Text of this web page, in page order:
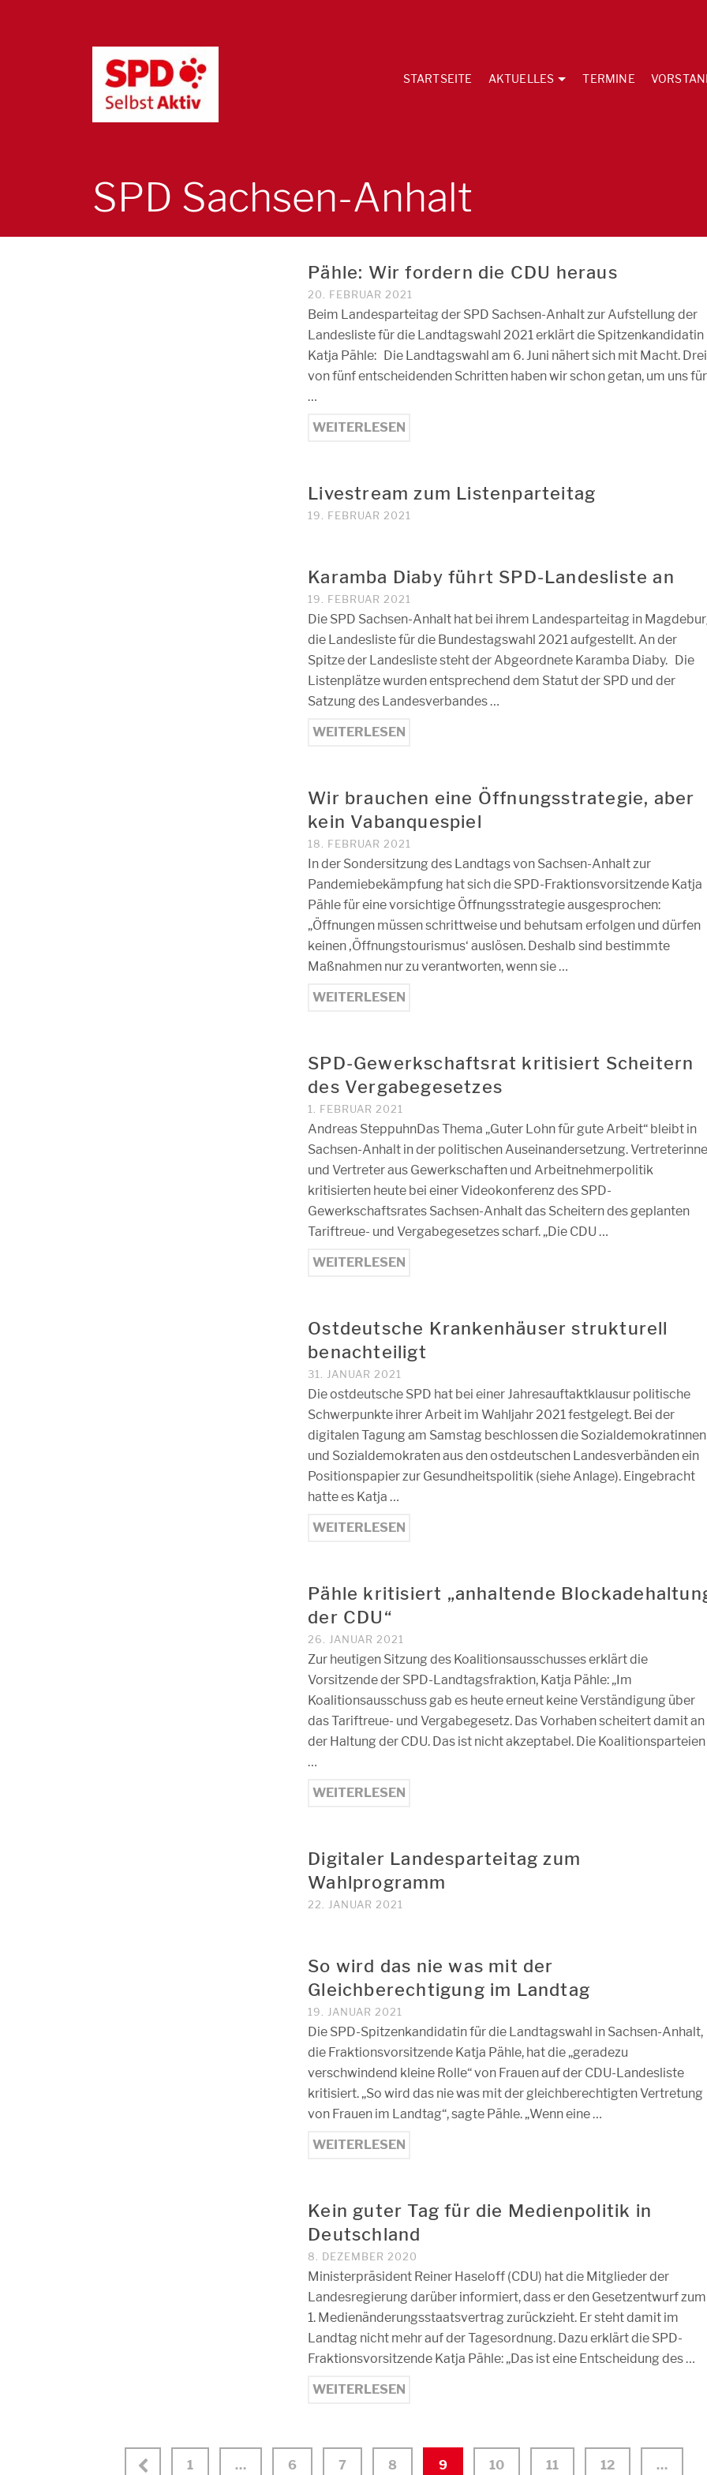
STARTSEITE AKTUELLES TERMINE
SPD Sachsen-Anhalt
Pähle: Wir fordern die CDU heraus
20. FEBRUAR 2021
Beim Landesparteitag der SPD Sachsen-Anhalt zur Aufstellung der
Landesliste für die Landtagswahl 2021 erklärt die Spitzenkandidatin
Katja Pähle: Die Landtagswahl am 6. Juni nähert sich mit Macht. Drei
von fünf entscheidenden Schritten haben wir schon getan, um uns für
…
WEITERLESEN
Livestream zum Listenparteitag
19. FEBRUAR 2021
Karamba Diaby führt SPD-Landesliste an
19. FEBRUAR 2021
Die SPD Sachsen-Anhalt hat bei ihrem Landesparteitag in
die Landesliste für die Bundestagswahl 2021 aufgestellt. An der
Spitze der Landesliste steht der Abgeordnete Karamba Diaby. Die
Listenplätze wurden entsprechend dem Statut der SPD und der
Satzung des Landesverbandes …
WEITERLESEN
Wir brauchen eine Öffnungsstrategie, aber
kein Vabanquespiel
18. FEBRUAR 2021
In der Sondersitzung des Landtags von Sachsen-Anhalt zur
Pandemiebekämpfung hat sich die SPD-Fraktionsvorsitzende Katja
Pähle für eine vorsichtige Öffnungsstrategie ausgesprochen:
„Öffnungen müssen schrittweise und behutsam erfolgen und dürfen
keinen ‚Öffnungstourismus‘ auslösen. Deshalb sind bestimmte
Maßnahmen nur zu verantworten, wenn sie …
WEITERLESEN
SPD-Gewerkschaftsrat kritisiert Scheitern
des Vergabegesetzes
1. FEBRUAR 2021
Andreas SteppuhnDas Thema „Guter Lohn für gute Arbeit“ bleibt in
Sachsen-Anhalt in der politischen Auseinandersetzung.
und Vertreter aus Gewerkschaften und Arbeitnehmerpolitik
kritisierten heute bei einer Videokonferenz des SPD-
Gewerkschaftsrates Sachsen-Anhalt das Scheitern des geplanten
Tariftreue- und Vergabegesetzes scharf. „Die CDU …
WEITERLESEN
Ostdeutsche Krankenhäuser strukturell
benachteiligt
31. JANUAR 2021
Die ostdeutsche SPD hat bei einer Jahresauftaktklausur politische
Schwerpunkte ihrer Arbeit im Wahljahr 2021 festgelegt. Bei der
digitalen Tagung am Samstag beschlossen die Sozialdemokratinnen
und Sozialdemokraten aus den ostdeutschen Landesverbänden ein
Positionspapier zur Gesundheitspolitik (siehe Anlage). Eingebracht
hatte es Katja …
WEITERLESEN
Pähle kritisiert „anhaltende
der CDU“
26. JANUAR 2021
Zur heutigen Sitzung des Koalitionsausschusses erklärt die
Vorsitzende der SPD-Landtagsfraktion, Katja Pähle: „Im
Koalitionsausschuss gab es heute erneut keine Verständigung über
das Tariftreue- und Vergabegesetz. Das Vorhaben scheitert damit an
der Haltung der CDU. Das ist nicht akzeptabel. Die Koalitionsparteien
…
WEITERLESEN
Digitaler Landesparteitag zum
Wahlprogramm
22. JANUAR 2021
So wird das nie was mit der
Gleichberechtigung im Landtag
19. JANUAR 2021
Die SPD-Spitzenkandidatin für die Landtagswahl in Sachsen-Anhalt,
die Fraktionsvorsitzende Katja Pähle, hat die „geradezu
verschwindend kleine Rolle“ von Frauen auf der CDU-Landesliste
kritisiert. „So wird das nie was mit der gleichberechtigten Vertretung
von Frauen im Landtag“, sagte Pähle. „Wenn eine …
WEITERLESEN
Kein guter Tag für die Medienpolitik in
Deutschland
8. DEZEMBER 2020
Ministerpräsident Reiner Haseloff (CDU) hat die Mitglieder der
Landesregierung darüber informiert, dass er den Gesetzentwurf zum
1. Medienänderungsstaatsvertrag zurückzieht. Er steht damit im
Landtag nicht mehr auf der Tagesordnung. Dazu erklärt die SPD-
Fraktionsvorsitzende Katja Pähle: „Das ist eine Entscheidung des …
WEITERLESEN
1 … 6 7 8 9 10 11 12 …